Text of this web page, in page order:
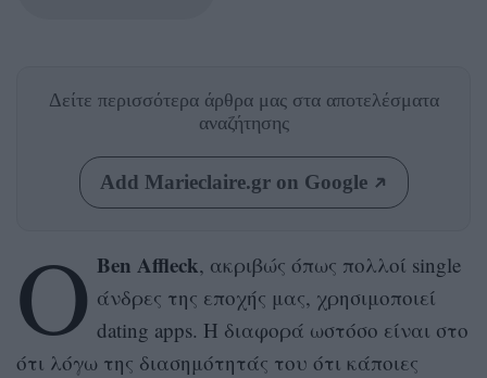
Δείτε περισσότερα άρθρα μας στα αποτελέσματα
αναζήτησης
Add Marieclaire.gr on Google
O Ben Affleck, ακριβώς όπως πολλοί single
άνδρες της εποχής μας, χρησιμοποιεί
dating apps. Η διαφορά ωστόσο είναι στο
ότι λόγω της διασημότητάς του ότι κάποιες